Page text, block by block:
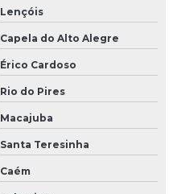
Lençóis
Capela do Alto Alegre
Érico Cardoso
Rio do Pires
Macajuba
Santa Teresinha
Caém